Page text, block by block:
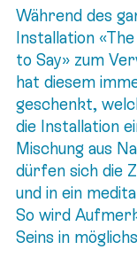
Während des
Installation
to Say» zum
hat diesem
geschenkt,
die Installation
Mischung aus
dürfen sich die
und in ein
So wird
Seins in